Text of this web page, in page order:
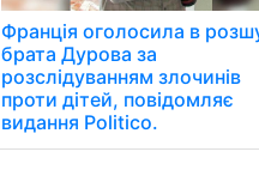
Франція оголосила в
брата Дурова за
розслідуванням злочинів
проти дітей, повідомляє
видання Politico.